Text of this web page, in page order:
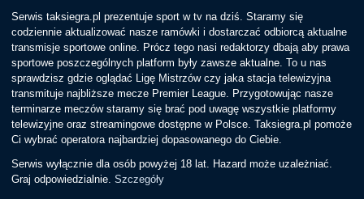
Serwis taksiegra.pl prezentuje sport w tv na dziś. Staramy się
codziennie aktualizować nasze ramówki i dostarczać odbiorcą aktualne
transmisje sportowe online. Prócz tego nasi redaktorzy dbają aby prawa
sportowe poszczególnych platform były zawsze aktualne. To u nas
sprawdzisz gdzie oglądać Ligę Mistrzów czy jaka stacja telewizyjna
transmituje najbliższe mecze Premier League. Przygotowując nasze
terminarze meczów staramy się brać pod uwagę wszystkie platformy
telewizyjne oraz streamingowe dostępne w Polsce. Taksiegra.pl pomoże
Ci wybrać operatora najbardziej dopasowanego do Ciebie.
Serwis wyłącznie dla osób powyżej 18 lat. Hazard może uzależniać.
Graj odpowiedzialnie.Szczegóły